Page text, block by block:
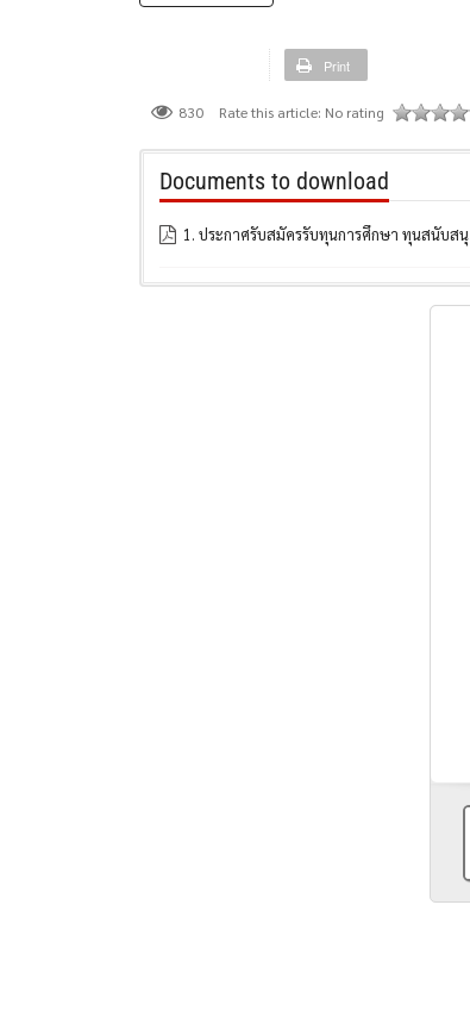
Print
830 Rate this article: No rating
Documents to download
1. ประกาศรับสมัครรับทุนการศึกษา ทุนสนับสนุ